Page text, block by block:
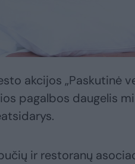
akcijos „Paskutinė
pagalbos daugelis
ir restoranų